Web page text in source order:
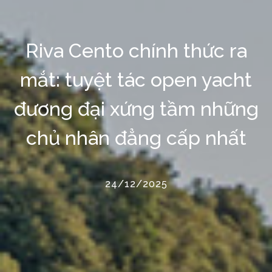
Riva Cento chính thức ra
mắt: tuyệt tác open yacht
đương đại xứng tầm những
chủ nhân đẳng cấp nhất
24/12/2025